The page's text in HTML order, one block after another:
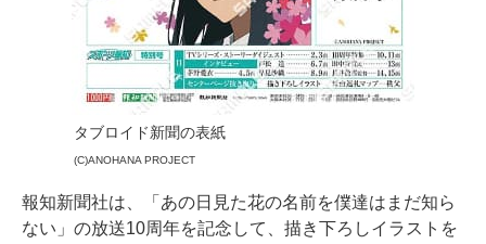
タブロイド新聞の表紙
(C)ANOHANA PROJECT
報知新聞社は、「あの日見た花の名前を僕達はまだ知ら
ない」の放送10周年を記念して、描き下ろしイラストを